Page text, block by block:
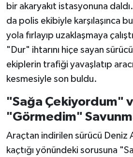
bir akaryakıt istasyonuna
da polis ekibiyle karşılaşınca
yola fırlayıp uzaklaşmaya
"Dur" ihtarını hiçe sayan
ekiplerin trafiği yavaşlatıp
kesmesiyle son buldu.
"Sağa Çekiyordum"
"Görmedim"
Araçtan indirilen sürücü Deniz
kaçtığı yönündeki sorusuna